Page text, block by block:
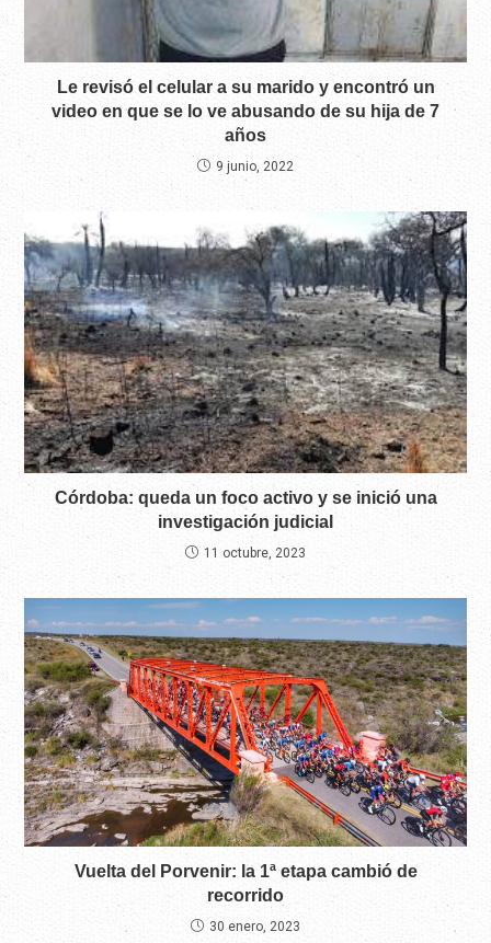
Le revisó el celular a su marido y encontró un
video en que se lo ve abusando de su hija de 7
años
9 junio, 2022
Córdoba: queda un foco activo y se inició una
investigación judicial
11 octubre, 2023
Vuelta del Porvenir: la 1ª etapa cambió de
recorrido
30 enero, 2023